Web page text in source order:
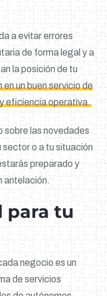
a evitar errores
de forma legal y a
la posición de tu
en un buen servicio de
eficiencia operativa.
sobre las novedades
sector o a tu situación
preparado y
antelación.
para tu
negocio es un
de servicios